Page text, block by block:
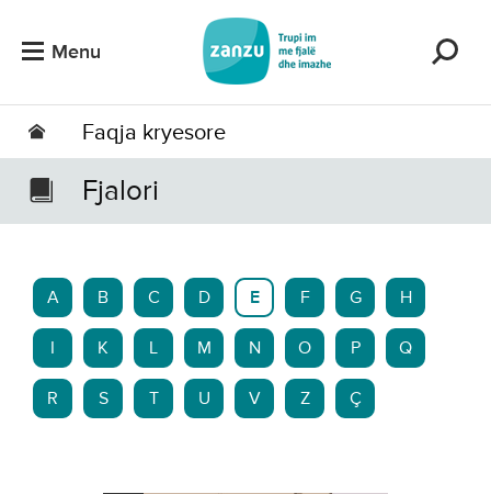
Menu
Faqja kryesore
Fjalori
A B C D E F G H
K L M N O P Q
R S T U V Z Ç